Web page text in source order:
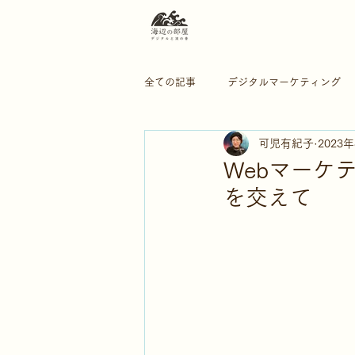
全ての記事 デジタルマーケティング
ブランディング ボランティア活
AI SNS
Webマーケ
を交えて
可児有紀子 2023